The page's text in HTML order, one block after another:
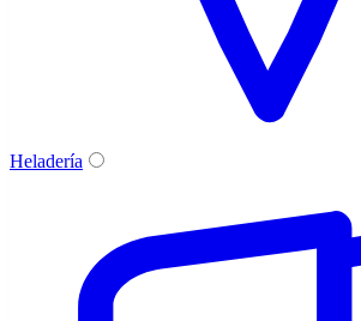
Heladería